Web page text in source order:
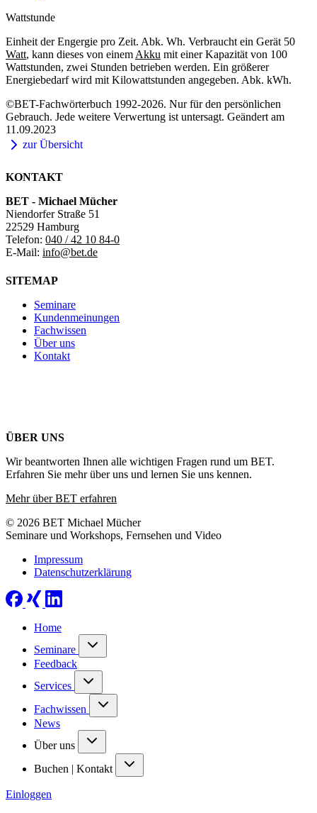
Wattstunde
Einheit der Engergie pro Zeit. Abk. Wh. Verbraucht ein Gerät 50
Watt, kann dieses von einem Akku mit einer Kapazität von 100
Wattstunden, zwei Stunden betrieben werden. Ein größerer
Energiebedarf wird mit Kilowattstunden angegeben. Abk. kWh.
©BET-Fachwörterbuch 1992-2026. Nur für den persönlichen
Gebrauch. Jede weitere Verwertung ist untersagt. Geändert am
11.09.2023
zur Übersicht
KONTAKT
BET - Michael Mücher
Niendorfer Straße 51
22529 Hamburg
Telefon: 040 / 42 10 84-0
E-Mail: info@bet.de
SITEMAP
Seminare
Kundenmeinungen
Fachwissen
Über uns
Kontakt
ÜBER UNS
Wir beantworten Ihnen alle wichtigen Fragen rund um BET.
Erfahren Sie mehr über uns und lernen Sie uns kennen.
Mehr über BET erfahren
© 2026 BET Michael Mücher
Seminare und Workshops, Fernsehen und Video
Impressum
Datenschutzerklärung
Home
Seminare
Feedback
Services
Fachwissen
News
Über uns
Buchen | Kontakt
Einloggen